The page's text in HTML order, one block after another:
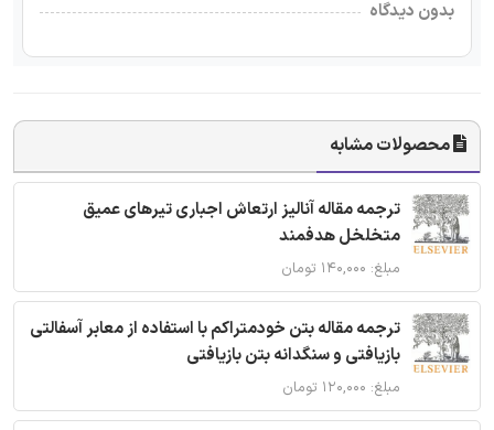
بدون دیدگاه
محصولات مشابه
ترجمه مقاله آنالیز ارتعاش اجباری تیرهای عمیق
متخلخل هدفمند
مبلغ: ۱۴۰,۰۰۰ تومان
ترجمه مقاله بتن خودمتراکم با استفاده از معابر آسفالتی
بازیافتی و سنگدانه بتن بازیافتی
مبلغ: ۱۲۰,۰۰۰ تومان